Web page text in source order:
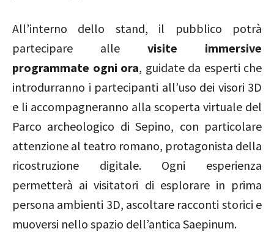
All’interno dello stand, il pubblico potrà
partecipare alle visite immersive
programmate ogni ora, guidate da esperti che
introdurranno i partecipanti all’uso dei visori 3D
e li accompagneranno alla scoperta virtuale del
Parco archeologico di Sepino, con particolare
attenzione al teatro romano, protagonista della
ricostruzione digitale. Ogni esperienza
permetterà ai visitatori di esplorare in prima
persona ambienti 3D, ascoltare racconti storici e
muoversi nello spazio dell’antica Saepinum.